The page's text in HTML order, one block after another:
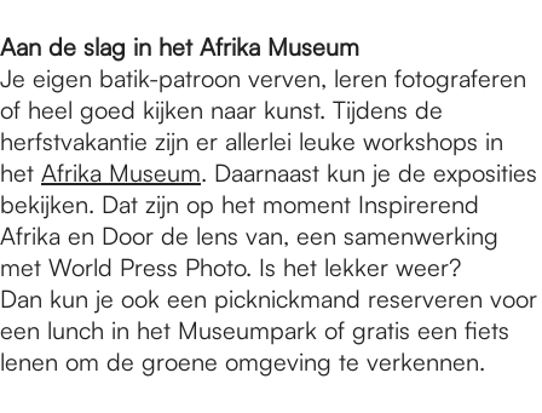
Aan de slag in het Afrika Museum
Je eigen batik-patroon verven, leren fotograferen
of heel goed kijken naar kunst. Tijdens de
herfstvakantie zijn er allerlei leuke workshops in
het Afrika Museum. Daarnaast kun je de exposities
bekijken. Dat zijn op het moment Inspirerend
Afrika en Door de lens van, een samenwerking
met World Press Photo. Is het lekker weer?
Dan kun je ook een picknickmand reserveren voor
een lunch in het Museumpark of gratis een fiets
lenen om de groene omgeving te verkennen.